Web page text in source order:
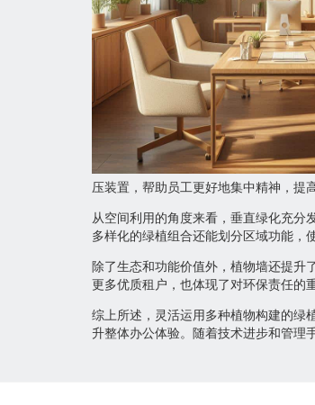
压装置，帮助员工更好地集中精神，提
从空间利用的角度来看，垂直绿化充分
多样化的绿植组合还能划分区域功能，
除了生态和功能价值外，植物墙还提升
更多优质租户，也体现了对环保责任的
综上所述，灵活运用多种植物构建的绿
升整体办公体验。随着技术进步和管理